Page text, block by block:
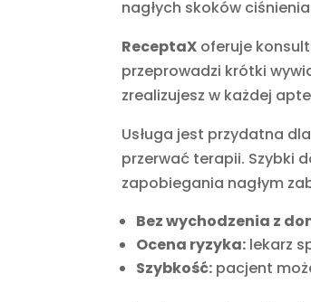
nagłych skoków
ReceptaX oferuje
przeprowadzi krótki
zrealizujesz w każdej
Usługa jest przydatna
przerwać terapii. Szybki
zapobiegania nagłym
Bez wychodzenia z
Ocena ryzyka: lekarz
Szybkość: pacjent